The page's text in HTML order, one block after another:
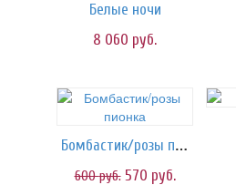
Белые ночи
8 060 руб.
Бомбастик/розы пионка
600руб. 570 руб.